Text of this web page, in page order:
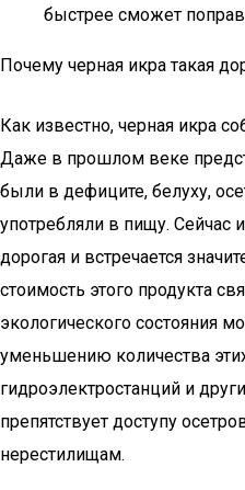
быстрее сможет
Почему черная икра такая
Как известно, черная икра
Даже в прошлом веке
были в дефиците, белуху,
употребляли в пищу. Сейчас
дорогая и встречается
стоимость этого продукта
экологического состояния
уменьшению количества
гидроэлектростанций и
препятствует доступу
нерестилищам.